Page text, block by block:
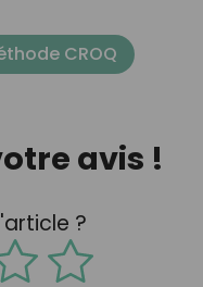
CROQ
avis !
?